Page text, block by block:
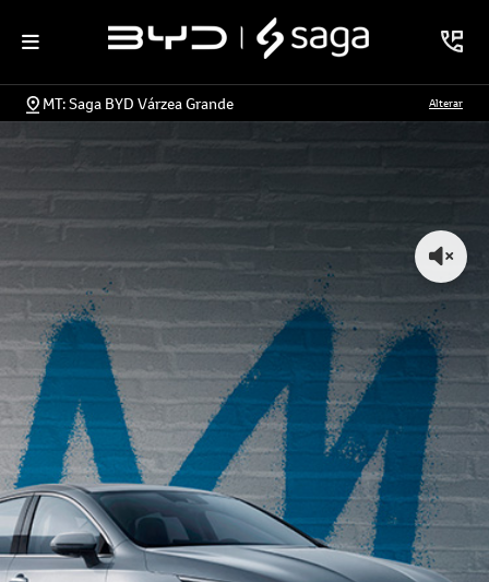
MT: Saga BYD Várzea Grande Alterar